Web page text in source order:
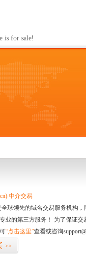
is for sale!
中介交易
全球领先的域名交易服务机构
业的第三方服务！ 为了保证
“点击这里”查看或咨询
>>